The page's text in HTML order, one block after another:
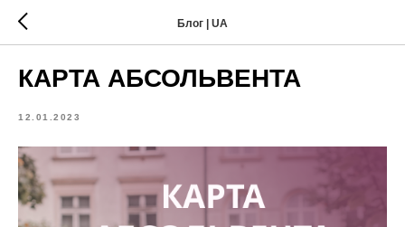
Блог | UA
КАРТА АБСОЛЬВЕНТА
12.01.2023